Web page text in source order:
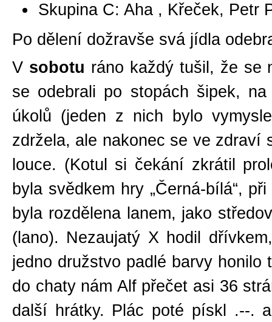
Skupina C: Aha , Křeček, Petr
Po dělení dožravše svá jídla
V sobotu ráno každý tušil, že se
se odebrali po stopách šipek,
úkolů (jeden z nich bylo
zdržela, ale nakonec se ve zdraví
louce. (Kotul si čekání zkrátil
byla svědkem hry „Černá-bílá“,
byla rozdělena lanem, jako
(lano). Nezaujatý X hodil
jedno družstvo padlé barvy
do chaty nám Alf přečet asi 36
další hrátky. Plác poté pískl .--.